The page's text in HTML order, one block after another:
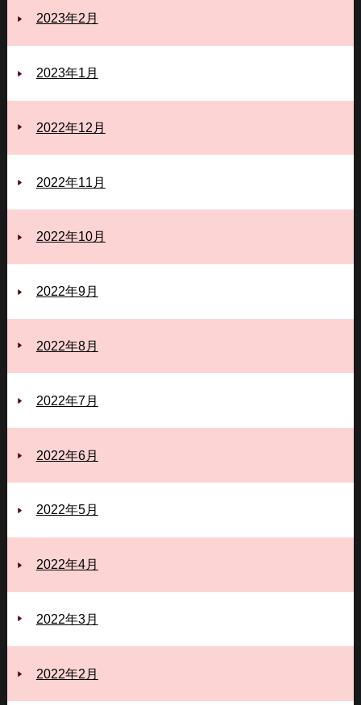
2023年2月
2023年1月
2022年12月
2022年11月
2022年10月
2022年9月
2022年8月
2022年7月
2022年6月
2022年5月
2022年4月
2022年3月
2022年2月